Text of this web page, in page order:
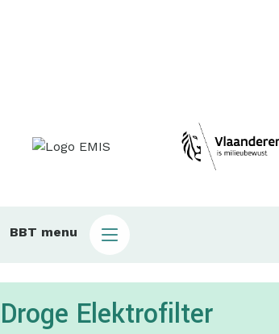
Main
bbt
BBT menu
Droge Elektrofilter